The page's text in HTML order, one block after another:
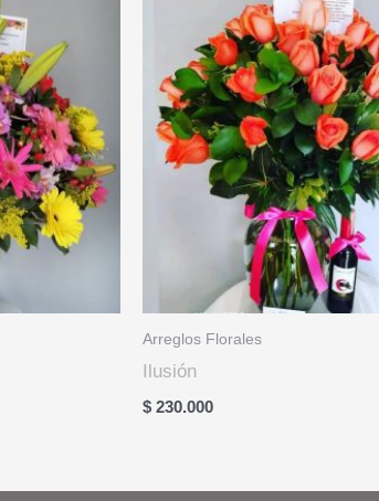
Arreglos Florales
Ilusión
$ 230.000